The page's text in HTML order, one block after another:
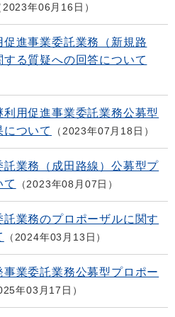
2023年06月16日
進事業委託業務（新規路
る質疑への回答について
用促進事業委託業務公募型
ついて
2023年07月18日
業務（成田路線）公募型プ
て
2023年08月07日
業務のプロポーザルに関す
2024年03月13日
業委託業務公募型プロポー
年03月17日